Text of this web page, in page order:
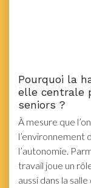
Pourquoi la
elle centrale
seniors ?
À mesure que
l’autonomie.
travail joue un
aussi dans la